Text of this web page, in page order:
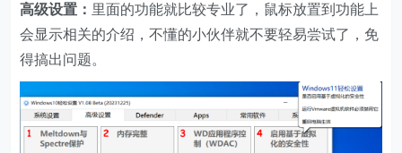
高级设置： 里面的功能就比较专业了，鼠标放置到功能上
会显示相关的介绍，不懂的小伙伴就不要轻易尝试了，免
得搞出问题。